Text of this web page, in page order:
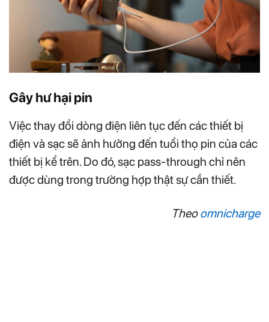
Gây hư hại pin
Việc thay đổi dòng điện liên tục đến các thiết bị
điện và sạc sẽ ảnh hưởng đến tuổi thọ pin của các
thiết bị kể trên. Do đó, sạc pass-through chỉ nên
được dùng trong trường hợp thật sự cần thiết.
Theoomnicharge